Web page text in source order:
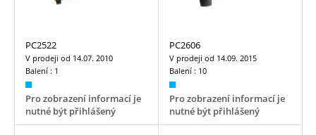
PC2522
V prodeji od 14.07. 2010
Balení : 1
Pro zobrazení informací je
nutné být přihlášený
PC2606
V prodeji od 14.09. 2015
Balení : 10
Pro zobrazení informací je
nutné být přihlášený